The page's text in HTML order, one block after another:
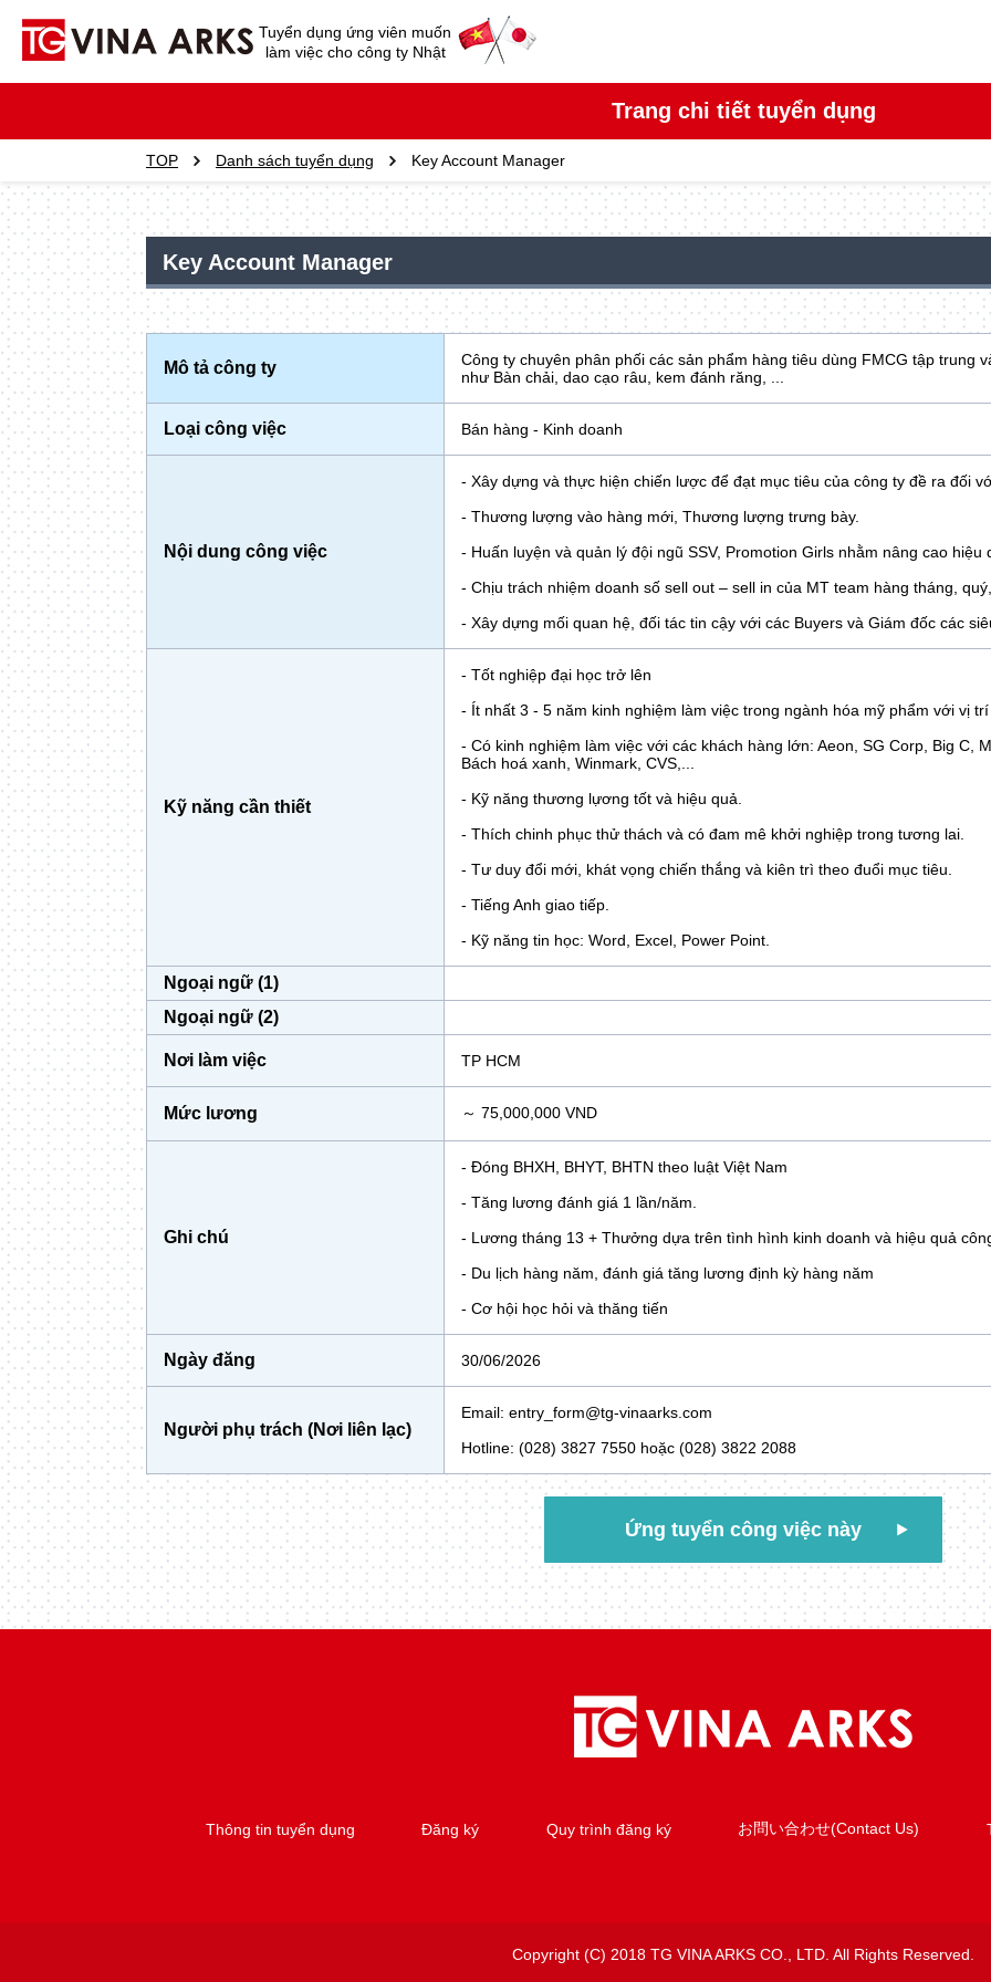
Tuyển dụng ứng viên muốn
làm việc cho công ty Nhật
Trang chi tiết tuyển dụng
TOP Danh sách tuyển dụng Key Account Manager
Key Account Manager
Mô tả công ty
Công ty chuyên phân phối các sản phẩm hàng tiêu dùng FMCG tập trung
như Bàn chải, dao cạo râu, kem đánh răng, ...
Loại công việc Bán hàng - Kinh doanh
Nội dung công việc
- Xây dựng và thực hiện chiến lược để đạt mục tiêu của công ty đề ra đối
- Thương lượng vào hàng mới, Thương lượng trưng bày.
- Huấn luyện và quản lý đội ngũ SSV, Promotion Girls nhằm nâng cao hiệu
- Chịu trách nhiệm doanh số sell out – sell in của MT team hàng tháng,
- Xây dựng mối quan hệ, đối tác tin cậy với các Buyers và Giám đốc các
Kỹ năng cần thiết
- Tốt nghiệp đại học trở lên
- Ít nhất 3 - 5 năm kinh nghiệm làm việc trong ngành hóa mỹ phẩm với vị
- Có kinh nghiệm làm việc với các khách hàng lớn: Aeon, SG Corp, Big C,
Bách hoá xanh, Winmark, CVS,...
- Kỹ năng thương lựơng tốt và hiệu quả.
- Thích chinh phục thử thách và có đam mê khởi nghiệp trong tương lai.
- Tư duy đổi mới, khát vọng chiến thắng và kiên trì theo đuổi mục tiêu.
- Tiếng Anh giao tiếp.
- Kỹ năng tin học: Word, Excel, Power Point.
Ngoại ngữ (1)
Ngoại ngữ (2)
Nơi làm việc TP HCM
Mức lương ～ 75,000,000 VND
Ghi chú
- Đóng BHXH, BHYT, BHTN theo luật Việt Nam
- Tăng lương đánh giá 1 lần/năm.
- Lương tháng 13 + Thưởng dựa trên tình hình kinh doanh và hiệu quả
- Du lịch hàng năm, đánh giá tăng lương định kỳ hàng năm
- Cơ hội học hỏi và thăng tiến
Ngày đăng 30/06/2026
Người phụ trách (Nơi liên lạc)
Email: entry_form@tg-vinaarks.com
Hotline: (028) 3827 7550 hoặc (028) 3822 2088
Ứng tuyển công việc này
Thông tin tuyển dụng Đăng ký Quy trình đăng ký お問い合わせ(Contact Us)
Copyright (C) 2018 TG VINA ARKS CO., LTD. All Rights Reserved.